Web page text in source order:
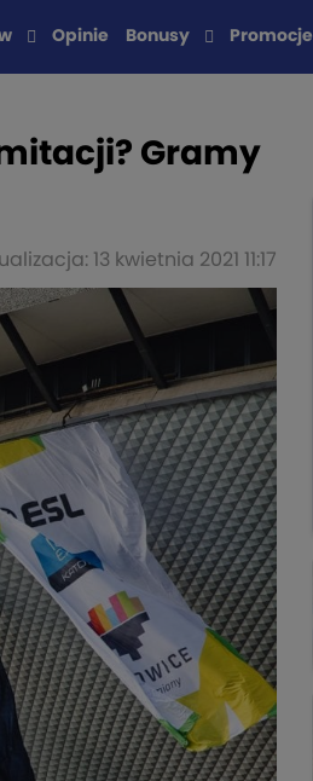
Opinie Bonusy Promocje
Gramy
13 kwietnia 2021 11:17